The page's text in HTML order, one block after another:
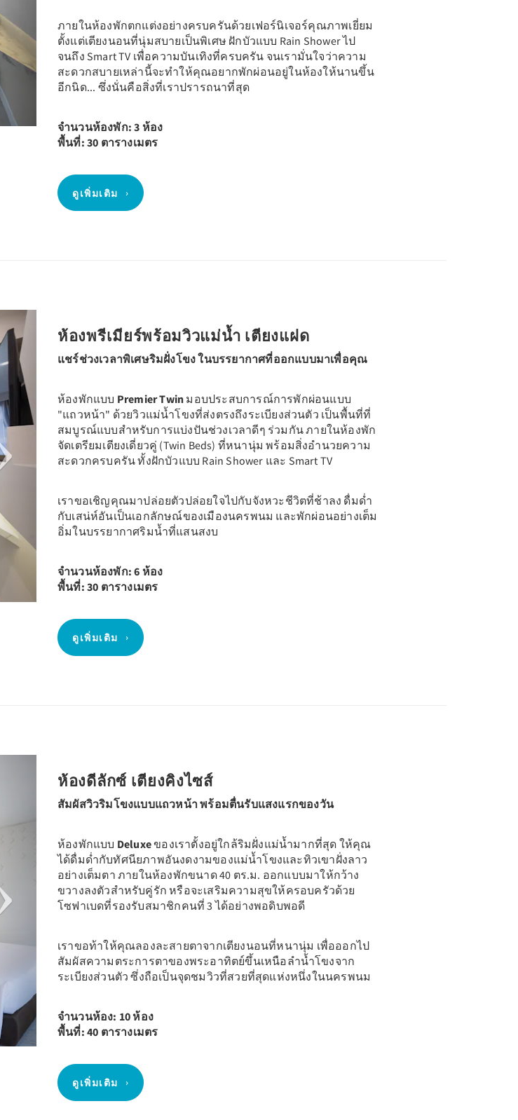
ภายในห้องพักตกแต่งอย่างครบครันด้วยเฟอร์นิเจอร์คุณภาพเยี่ยม
ตั้งแต่เตียงนอนที่นุ่มสบายเป็นพิเศษ ฝักบัวแบบ Rain Shower ไป
จนถึง Smart TV เพื่อความบันเทิงที่ครบครัน จนเรามั่นใจว่าความ
สะดวกสบายเหล่านี้จะทำให้คุณอยากพักผ่อนอยู่ในห้องให้นานขึ้น
อีกนิด... ซึ่งนั่นคือสิ่งที่เราปรารถนาที่สุด
จำนวนห้องพัก: 3 ห้อง
พื้นที่: 30 ตารางเมตร
ดูเพิ่มเติม
Next
ห้องพรีเมียร์พร้อมวิวแม่น้ำ เตียงแฝด
แชร์ช่วงเวลาพิเศษริมฝั่งโขง ในบรรยากาศที่ออกแบบมาเพื่อคุณ
ห้องพักแบบ Premier Twin มอบประสบการณ์การพักผ่อนแบบ
"แถวหน้า" ด้วยวิวแม่น้ำโขงที่ส่งตรงถึงระเบียงส่วนตัว เป็นพื้นที่ที่
สมบูรณ์แบบสำหรับการแบ่งปันช่วงเวลาดีๆ ร่วมกัน ภายในห้องพัก
จัดเตรียมเตียงเดี่ยวคู่ (Twin Beds) ที่หนานุ่ม พร้อมสิ่งอำนวยความ
สะดวกครบครัน ทั้งฝักบัวแบบ Rain Shower และ Smart TV
เราขอเชิญคุณมาปล่อยตัวปล่อยใจไปกับจังหวะชีวิตที่ช้าลง ดื่มด่ำ
กับเสน่ห์อันเป็นเอกลักษณ์ของเมืองนครพนม และพักผ่อนอย่างเต็ม
อิ่มในบรรยากาศริมน้ำที่แสนสงบ
จำนวนห้องพัก: 6 ห้อง
พื้นที่: 30 ตารางเมตร
ดูเพิ่มเติม
ห้องดีลักซ์ เตียงคิงไซส์
สัมผัสวิวริมโขงแบบแถวหน้า พร้อมตื่นรับแสงแรกของวัน
ห้องพักแบบ Deluxeของเราตั้งอยู่ใกล้ริมฝั่งแม่น้ำมากที่สุด ให้คุณ
ได้ดื่มด่ำกับทัศนียภาพอันงดงามของแม่น้ำโขงและทิวเขาฝั่งลาว
อย่างเต็มตา ภายในห้องพักขนาด 40 ตร.ม. ออกแบบมาให้กว้าง
ขวางลงตัวสำหรับคู่รัก หรือจะเสริมความสุขให้ครอบครัวด้วย
โซฟาเบดที่รองรับสมาชิกคนที่ 3 ได้อย่างพอดิบพอดี
เราขอท้าให้คุณลองละสายตาจากเตียงนอนที่หนานุ่ม เพื่อออกไป
สัมผัสความตระการตาของพระอาทิตย์ขึ้นเหนือลำน้ำโขงจาก
ระเบียงส่วนตัว ซึ่งถือเป็นจุดชมวิวที่สวยที่สุดแห่งหนึ่งในนครพนม
จำนวนห้อง: 10 ห้อง
พื้นที่: 40 ตารางเมตร
ดูเพิ่มเติม